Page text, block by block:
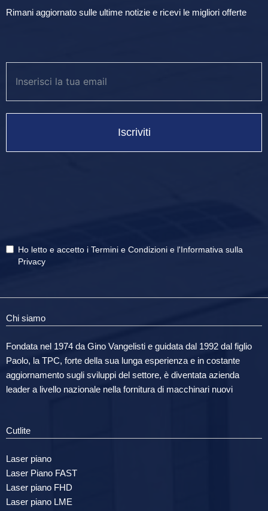
Rimani aggiornato sulle ultime notizie e ricevi le migliori offerte
Iscriviti
Ho letto e accetto i Termini e Condizioni e l'Informativa sulla
Privacy
Chi siamo
Fondata nel 1974 da Gino Vangelisti e guidata dal 1992 dal figlio
Paolo, la TPC, forte della sua lunga esperienza e in costante
aggiornamento sugli sviluppi del settore, è diventata azienda
leader a livello nazionale nella fornitura di macchinari nuovi
Cutlite
Laser piano
Laser Piano FAST
Laser piano FHD
Laser piano LME